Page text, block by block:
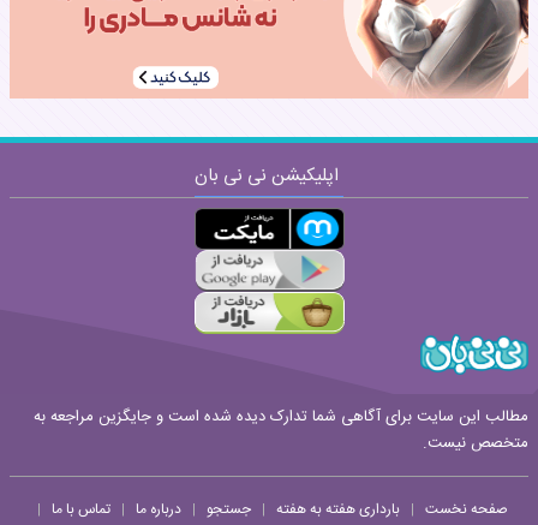
اپلیکیشن نی نی بان
مطالب این سایت برای آگاهی شما تدارک دیده شده است و جایگزین مراجعه به
متخصص نیست.
صفحه نخست | بارداری هفته به هفته | جستجو | درباره ما | تماس با ما |